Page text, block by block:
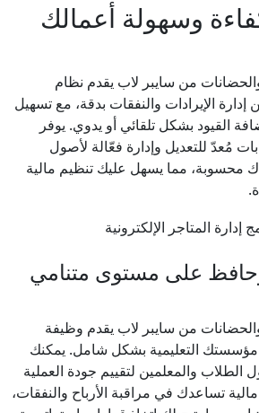
وسهولة أعمالك
من سايبر لاب يقدم نظام
الإيرادات والنفقات بدقة، مع تسهيل
القيود بشكل تلقائي أو يدوي. يوفر
مُعدّ للتعديل وإدارة فعّالة لأصول
محسوبة، مما يسهل عليك تنظيم مالية
على مستوى متنامي
من سايبر لاب يقدم وظيفة
مؤسستك التعليمية بشكل شامل. يمكنك
الطلاب والمعلمين لتقييم جودة العملية
مالية تساعدك في مراقبة الأرباح والنفقات،